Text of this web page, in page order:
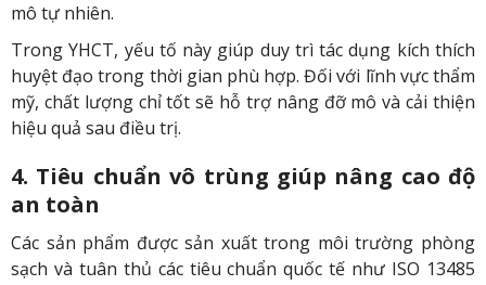
mô tự nhiên.
Trong YHCT, yếu tố này giúp duy trì tác dụng kích thích
huyệt đạo trong thời gian phù hợp. Đối với lĩnh vực thẩm
mỹ, chất lượng chỉ tốt sẽ hỗ trợ nâng đỡ mô và cải thiện
hiệu quả sau điều trị.
4. Tiêu chuẩn vô trùng giúp nâng cao độ
an toàn
Các sản phẩm được sản xuất trong môi trường phòng
sạch và tuân thủ các tiêu chuẩn quốc tế như ISO 13485